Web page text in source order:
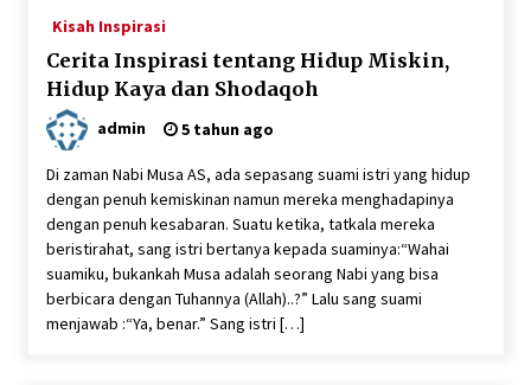
Kisah Inspirasi
Cerita Inspirasi tentang Hidup Miskin,
Hidup Kaya dan Shodaqoh
admin 5 tahun ago
Di zaman Nabi Musa AS, ada sepasang suami istri yang hidup
dengan penuh kemiskinan namun mereka menghadapinya
dengan penuh kesabaran. Suatu ketika, tatkala mereka
beristirahat, sang istri bertanya kepada suaminya:“Wahai
suamiku, bukankah Musa adalah seorang Nabi yang bisa
berbicara dengan Tuhannya (Allah)..?” Lalu sang suami
menjawab :“Ya, benar.” Sang istri […]